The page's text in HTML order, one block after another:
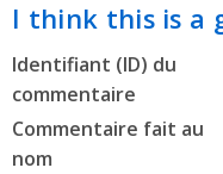
I think this is a
Identifiant (ID) du
commentaire
Commentaire fait au
nom